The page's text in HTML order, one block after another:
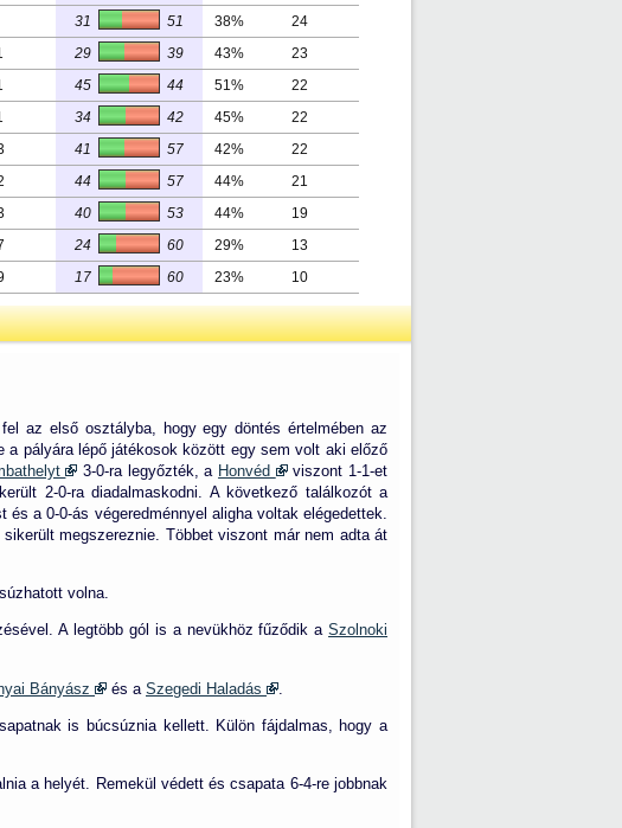
31 51 38%
24
29 39 43%
23
45 44 51%
22
34 42 45%
22
41 57 42%
22
44 57 44%
21
40 53 44%
19
24 60 29%
13
17 60 23% 10
az első osztályba, hogy egy döntés értelmében az
pályára lépő játékosok között egy sem volt aki előző
3-0-ra legyőzték, a Honvéd
viszont 1-1-et
2-0-ra diadalmaskodni. A következő találkozót a
a 0-0-ás végeredménnyel aligha voltak elégedettek.
megszereznie. Többet viszont már nem adta át
volna.
A legtöbb gól is a nevükhöz fűződik aSzolnoki
Bányász és a Szegedi Haladás
is búcsúznia kellett. Külön fájdalmas, hogy a
a helyét. Remekül védett és csapata 6-4-re jobbnak